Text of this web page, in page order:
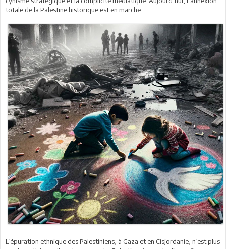
totale de la Palestine historique est en marche.
L’épuration ethnique des Palestiniens, à Gaza et en Cisjordanie, n’est plus